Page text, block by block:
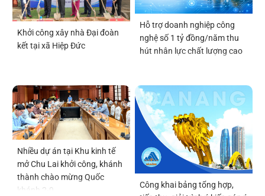
Khởi công xây nhà Đại đoàn
kết tại xã Hiệp Đức
Hỗ trợ doanh nghiệp công
nghệ số 1 tỷ đồng/năm thu
hút nhân lực chất lượng cao
Nhiều dự án tại Khu kinh tế
mở Chu Lai khởi công, khánh
thành chào mừng Quốc
khánh 2-9
Công khai bảng tổng hợp,